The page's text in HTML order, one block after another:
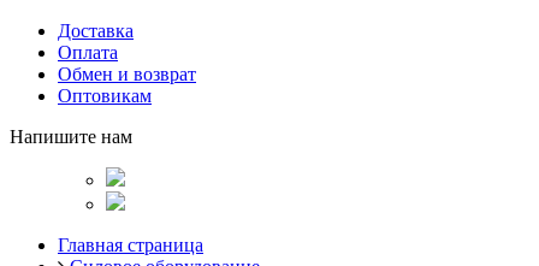
Доставка
Оплата
Обмен и возврат
Оптовикам
Напишите нам
Главная страница